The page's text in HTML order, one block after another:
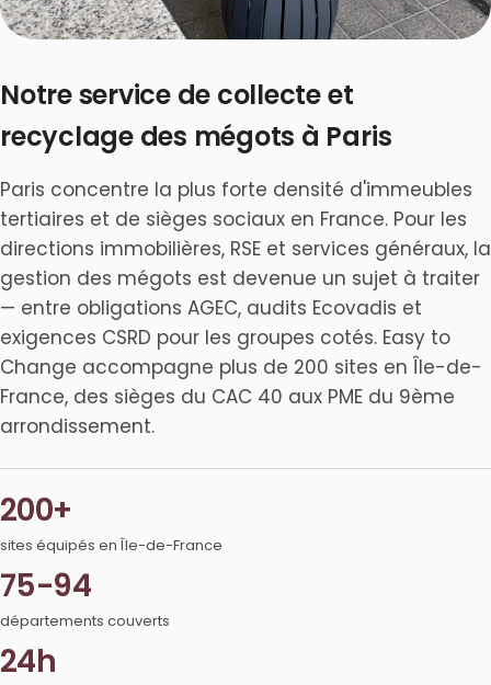
Notre service de collecte et
recyclage des mégots à Paris
Paris concentre la plus forte densité d'immeubles
tertiaires et de sièges sociaux en France. Pour les
directions immobilières, RSE et services généraux, la
gestion des mégots est devenue un sujet à traiter
— entre obligations AGEC, audits Ecovadis et
exigences CSRD pour les groupes cotés. Easy to
Change accompagne plus de 200 sites en Île-de-
France, des sièges du CAC 40 aux PME du 9ème
arrondissement.
200+
sites équipés en Île-de-France
75-94
départements couverts
24h